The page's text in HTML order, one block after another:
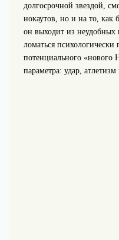
долгосрочной звездой,
нокаутов, но и на то, как
он выходит из неудобных
ломаться
потенциального «нового
параметра: удар,